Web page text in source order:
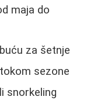
maja do
za šetnje
sezone
snorkeling